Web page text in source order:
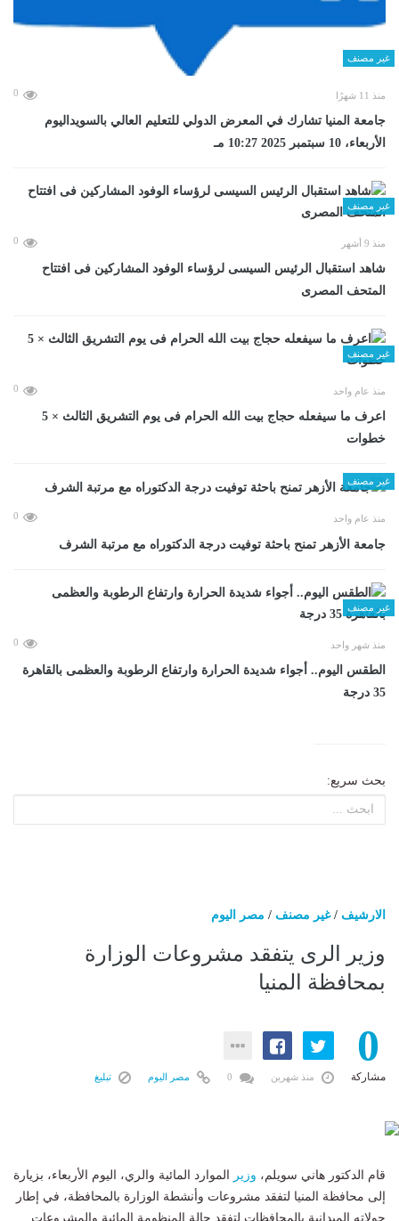
غير مصنف
منذ 11 شهرًا 0
جامعة المنيا تشارك في المعرض الدولي للتعليم العالي بالسويداليوم
الأربعاء، 10 سبتمبر 2025 10:27 مـ
غير مصنف
منذ 9 أشهر 0
شاهد استقبال الرئيس السيسى لرؤساء الوفود المشاركين فى افتتاح
المتحف المصرى
غير مصنف
منذ عام واحد 0
اعرف ما سيفعله حجاج بيت الله الحرام فى يوم التشريق الثالث × 5
خطوات
غير مصنف
منذ عام واحد 0
جامعة الأزهر تمنح باحثة توفيت درجة الدكتوراه مع مرتبة الشرف
غير مصنف
منذ شهر واحد 0
الطقس اليوم.. أجواء شديدة الحرارة وارتفاع الرطوبة والعظمى بالقاهرة
35 درجة
بحث سريع:
الارشيف /غير مصنف / مصر اليوم
وزير الرى يتفقد مشروعات الوزارة
بمحافظة المنيا
0
مشاركة منذ شهرين مصر اليوم تبليغ
قام الدكتور هاني سويلم، وزير
الموارد المائية والري، اليوم الأربعاء، بزيارة
إلى محافظة المنيا لتفقد مشروعات وأنشطة الوزارة بالمحافظة، في إطار
جولاته الميدانية بالمحافظات لتفقد حالة المنظومة المائية والمشروعات